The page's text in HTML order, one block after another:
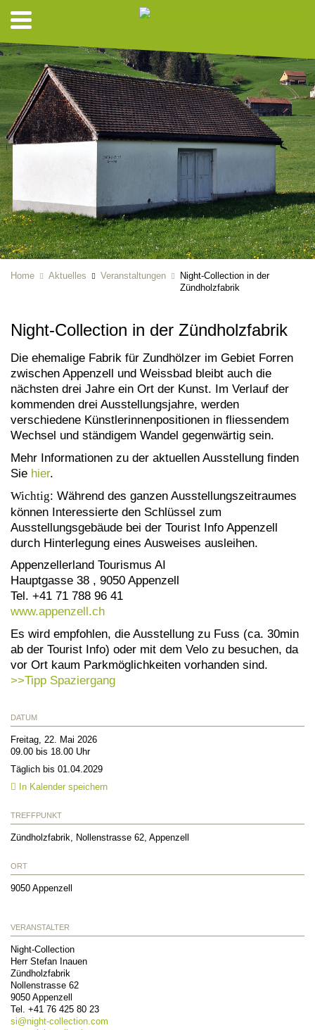
Home Aktuelles Veranstaltungen
Night-Collection in der
Zündholzfabrik
Night-Collection in der Zündholzfabrik
Die ehemalige Fabrik für Zundhölzer im Gebiet Forren
zwischen Appenzell und Weissbad bleibt auch die
nächsten drei Jahre ein Ort der Kunst. Im Verlauf der
kommenden drei Ausstellungsjahre, werden
verschiedene Künstlerinnenpositionen in fliessendem
Wechsel und ständigem Wandel gegenwärtig sein.
Mehr Informationen zu der aktuellen Ausstellung finden
Sie hier.
Wichtig: Während des ganzen Ausstellungszeitraumes
können Interessierte den Schlüssel zum
Ausstellungsgebäude bei der Tourist Info Appenzell
durch Hinterlegung eines Ausweises ausleihen.
Appenzellerland Tourismus AI
Hauptgasse 38 , 9050 Appenzell
Tel. +41 71 788 96 41
www.appenzell.ch
Es wird empfohlen, die Ausstellung zu Fuss (ca. 30min
ab der Tourist Info) oder mit dem Velo zu besuchen, da
vor Ort kaum Parkmöglichkeiten vorhanden sind.
>>Tipp Spaziergang
DATUM
Freitag, 22. Mai 2026
09.00 bis 18.00 Uhr
Täglich bis 01.04.2029
In Kalender speichern
TREFFPUNKT
Zündholzfabrik, Nollenstrasse 62, Appenzell
ORT
9050 Appenzell
VERANSTALTER
Night-Collection
Herr Stefan Inauen
Zündholzfabrik
Nollenstrasse 62
9050 Appenzell
Tel. +41 76 425 80 23
si@night-collection.com